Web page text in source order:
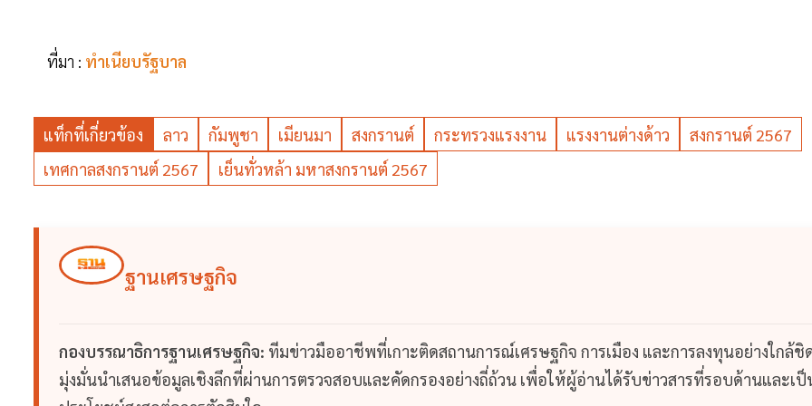
ที่มา : ทำเนียบรัฐบาล
แท็กที่เกี่ยวข้อง ลาว กัมพูชา เมียนมา สงกรานต์ กระทรวงแรงงาน แรงงานต่างด้าว
สงกรานต์ 2567
เทศกาลสงกรานต์ 2567
เย็นทั่วหล้า มหาสงกรานต์ 2567
ฐานเศรษฐกิจ
กองบรรณาธิการฐานเศรษฐกิจ: ทีมข่าวมืออาชีพที่เกาะติดสถานการณ์เศรษฐกิจ การเมือง และการลงทุนอย่างใกล้ชิ
มุ่งมั่นนำเสนอข้อมูลเชิงลึกที่ผ่านการตรวจสอบและคัดกรองอย่างถี่ถ้วน เพื่อให้ผู้อ่านได้รับข่าวสารที่รอบด้านและเป็